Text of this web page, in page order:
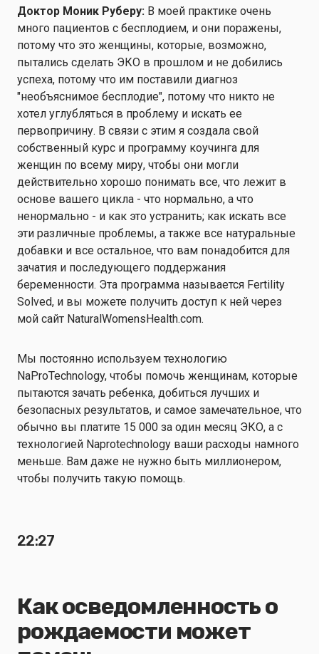
Доктор Моник Руберу: В моей практике очень
много пациентов с бесплодием, и они поражены,
потому что это женщины, которые, возможно,
пытались сделать ЭКО в прошлом и не добились
успеха, потому что им поставили диагноз
"необъяснимое бесплодие", потому что никто не
хотел углубляться в проблему и искать ее
первопричину. В связи с этим я создала свой
собственный курс и программу коучинга для
женщин по всему миру, чтобы они могли
действительно хорошо понимать все, что лежит в
основе вашего цикла - что нормально, а что
ненормально - и как это устранить; как искать все
эти различные проблемы, а также все натуральные
добавки и все остальное, что вам понадобится для
зачатия и последующего поддержания
беременности. Эта программа называется Fertility
Solved, и вы можете получить доступ к ней через
мой сайт NaturalWomensHealth.com.
Мы постоянно используем технологию
NaProTechnology, чтобы помочь женщинам, которые
пытаются зачать ребенка, добиться лучших и
безопасных результатов, и самое замечательное, что
обычно вы платите 15 000 за один месяц ЭКО, а с
технологией Naprotechnology ваши расходы намного
меньше. Вам даже не нужно быть миллионером,
чтобы получить такую помощь.
22:27
Как осведомленность о
рождаемости может